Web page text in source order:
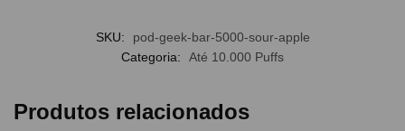
SKU:
pod-geek-bar-5000-sour-apple
Categoria:
Até 10.000 Puffs
Produtos relacionados